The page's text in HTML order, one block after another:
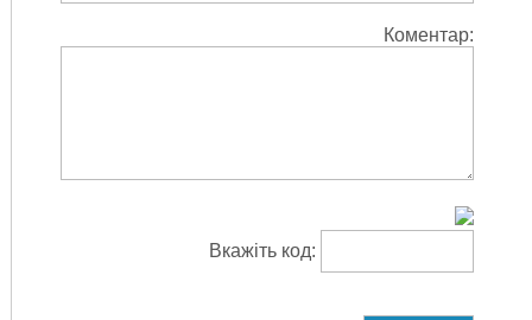
Коментар:
Вкажіть код: